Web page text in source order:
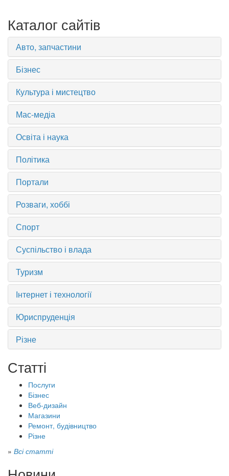
Каталог сайтів
Авто, запчастини
Бізнес
Культура і мистецтво
Мас-медіа
Освіта і наука
Політика
Портали
Розваги, хоббі
Спорт
Суспільство і влада
Туризм
Інтернет і технології
Юриспруденція
Різне
Статті
Послуги
Бізнес
Веб-дизайн
Магазини
Ремонт, будівництво
Різне
» Всі статті